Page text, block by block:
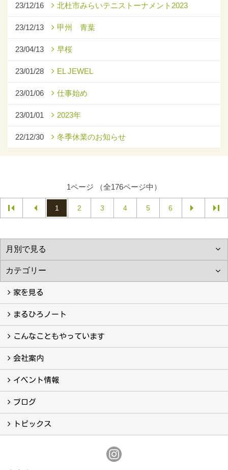
23/12/16 北杜市みらいテニストーナメント2023
23/12/13 甲州 青葉
23/04/13 早桜
23/01/28 EL JEWEL
23/01/06 仕事始め
23/01/01 2023年
22/12/30 冬季休業のお知らせ
1ページ （全176ページ中）
1 2 3 4 5 6
家を見る
フォトギャラリー
現場レポート
完工事例
お客様の声
まるひろノート
真っ直ぐの家づくり
自慢の大工たち
こだわりの自然素材
快適な家のエッセンス
注文住宅ができるまで
こんなこともやっています
こんなこともやっています
会社案内
会社案内
まるひろの人
スタッフ紹介
プライバシーポリシー
イベント情報
イベント予告
イベント報告
ブログ
ブログ
トピックス